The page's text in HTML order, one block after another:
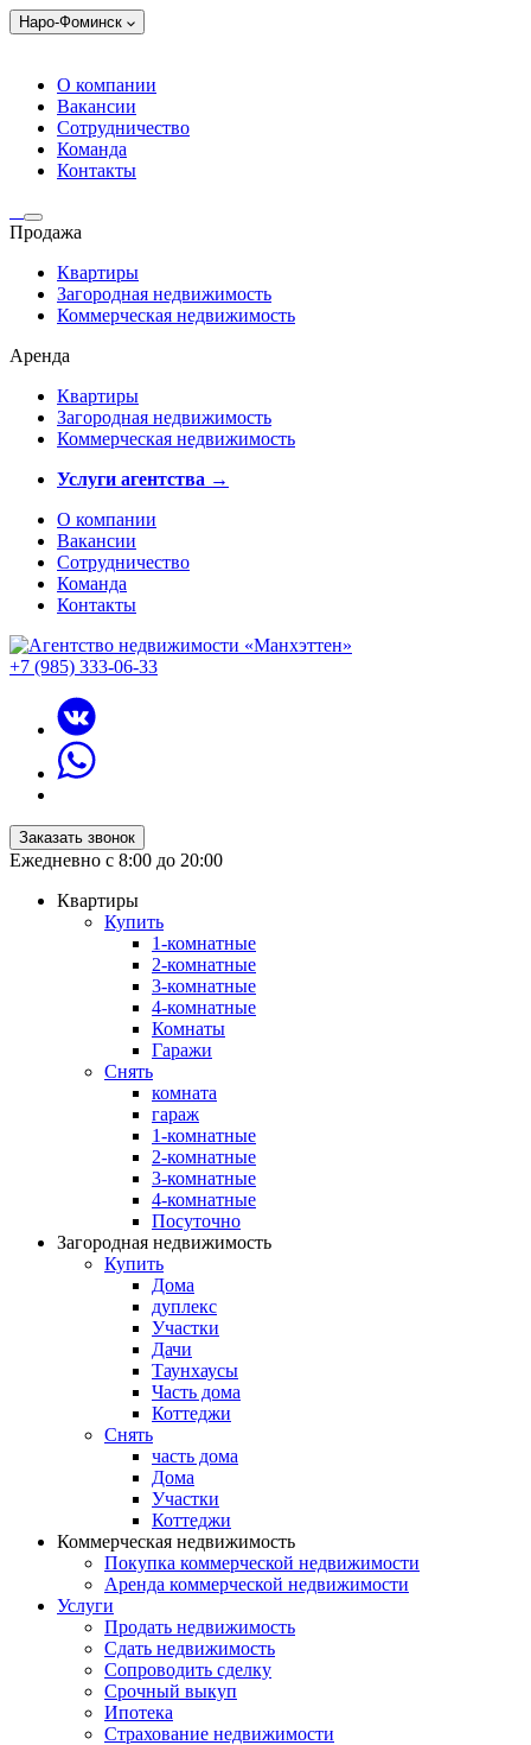
Наро-Фоминск
О компании
Вакансии
Сотрудничество
Команда
Контакты
Продажа
Квартиры
Загородная недвижимость
Коммерческая недвижимость
Аренда
Квартиры
Загородная недвижимость
Коммерческая недвижимость
Услуги агентства →
О компании
Вакансии
Сотрудничество
Команда
Контакты
+7 (985) 333-06-33
Заказать звонок
Ежедневно с 8:00 до 20:00
Квартиры
Купить
1-комнатные
2-комнатные
3-комнатные
4-комнатные
Комнаты
Гаражи
Снять
комната
гараж
1-комнатные
2-комнатные
3-комнатные
4-комнатные
Посуточно
Загородная недвижимость
Купить
Дома
дуплекс
Участки
Дачи
Таунхаусы
Часть дома
Коттеджи
Снять
часть дома
Дома
Участки
Коттеджи
Коммерческая недвижимость
Покупка коммерческой недвижимости
Аренда коммерческой недвижимости
Услуги
Продать недвижимость
Сдать недвижимость
Сопроводить сделку
Срочный выкуп
Ипотека
Страхование недвижимости